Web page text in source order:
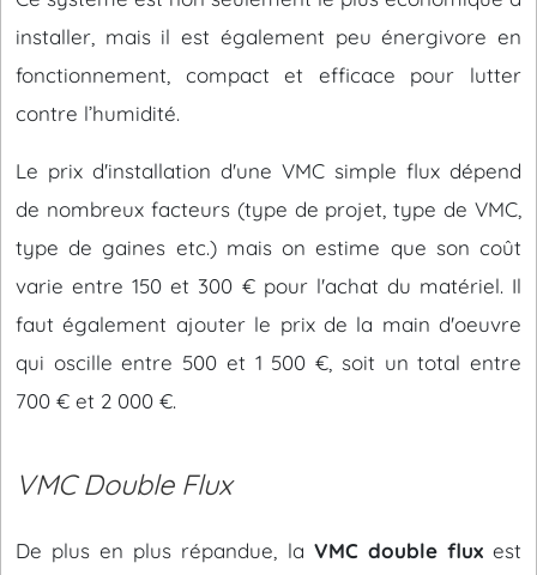
installer, mais il est également peu énergivore en
fonctionnement, compact et efficace pour lutter
contre l’humidité.
Le prix d'installation d'une VMC simple flux dépend
de nombreux facteurs (type de projet, type de VMC,
type de gaines etc.) mais on estime que son coût
varie entre 150 et 300 € pour l'achat du matériel. Il
faut également ajouter le prix de la main d'oeuvre
qui oscille entre 500 et 1 500 €, soit un total entre
700 € et 2 000 €.
VMC Double Flux
De plus en plus répandue, la VMC double fluxest